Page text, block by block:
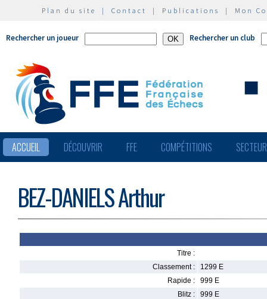
Plan du site | Contact | Publications | Mon
Rechercher un joueur Rechercher un club
ACCUEIL DÉCOUVRIR FFE COMPÉTITIONS
BEZ-DANIELS Arthur
Titre :
Classement :
1299 E
Rapide :
999 E
Blitz :
999 E